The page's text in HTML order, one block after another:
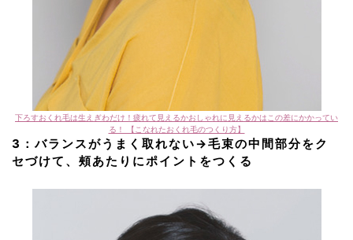
下ろすおくれ毛は生えぎわだけ！疲れて見えるかおしゃれに見えるかはこの差にかかってい
る！ 【こなれたおくれ毛のつくり方】
3：バランスがうまく取れない→毛束の中間部分をク
セづけて、 頰あたりにポイントをつくる